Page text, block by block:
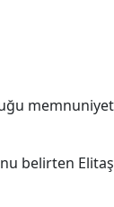
belirten